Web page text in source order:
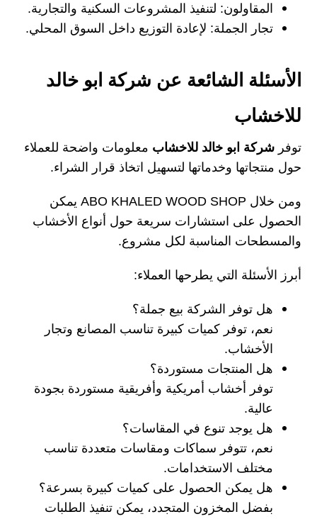
المقاولون: لتنفيذ المشروعات السكنية والتجارية.
تجار الجملة: لإعادة التوزيع داخل السوق المحلي.
الأسئلة الشائعة عن شركة ابو خالد
للاخشاب
توفرشركة ابو خالد للاخشاب معلومات واضحة للعملاء
حول منتجاتها وخدماتها لتسهيل اتخاذ قرار الشراء.
ومن خلال ABO KHALED WOOD SHOP يمكن
الحصول على استشارات سريعة حول أنواع الأخشاب
والمسطحات المناسبة لكل مشروع.
أبرز الأسئلة التي يطرحها العملاء:
هل توفر الشركة بيع جملة؟
نعم، توفر كميات كبيرة تناسب المصانع وتجار
الأخشاب.
هل المنتجات مستوردة؟
توفر أخشاب أمريكية وأفريقية مستوردة بجودة
عالية.
هل يوجد تنوع في المقاسات؟
نعم، تتوفر سماكات ومقاسات متعددة تناسب
مختلف الاستخدامات.
هل يمكن الحصول على كميات كبيرة بسرعة؟
بفضل المخزون المتجدد، يمكن تنفيذ الطلبات